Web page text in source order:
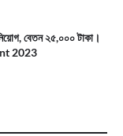
নিয়োগ, বেতন ২৫,০০০ টাকা।
2023